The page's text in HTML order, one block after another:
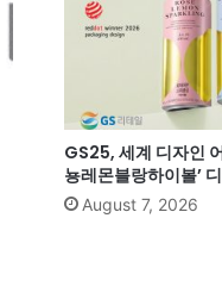
GS25, 세계 디자인
뇽레몬블랑하이볼’
August 7, 2026